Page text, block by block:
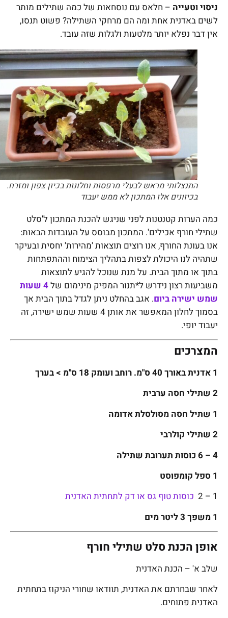
ניסוי וטעייה– חלאס עם נוסחאות של כמה שתילים מותר
לשים באדנית אחת ומה הם מרחקי השתילה? פשוט תנסו,
אין דבר נפלא יותר מלטעות ולגלות שזה עובד.
התנצלותי מראש לבעלי מרפסות וחלונות בכיון צפון ומזרח.
בכיוונים אלו המתכון לא ממש יעבוד
כמה הערות קטנטנות לפני שניגש להכנת המתכון ל'סלט
שתילי חורף אכילים'. המתכון מבוסס על העובדות הבאות:
אנו בעונת החורף, אנו רוצים תוצאות 'מהירות' יחסית ובעיקר
שתהיה לנו היכולת לצפות בתהליך הצימוח וההתפתחות
בתוך או מתוך הבית. על מנת שנוכל להגיע לתוצאות
משביעות רצון נידרש ל*תנור המפיק מינימום של 4 שעות
שמש ישירה ביום. אגב בהחלט ניתן לגדל בתוך הבית אך
בסמוך לחלון המאפשר את אותן 4 שעות שמש ישירה, זה
יעבוד יופי.
המצרכים
כוסות טוף גס או דק לתחתית האדנית
אופן הכנת סלט שתילי חורף
שלב א' – הכנת האדנית
לאחר שבחרתם את האדנית, תוודאו שחורי הניקוז בתחתית
האדנית פתוחים.